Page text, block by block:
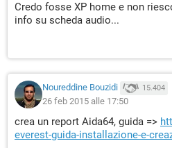
Credo fosse XP home e non
info su scheda audio...
Noureddine Bouzidi 15.404
26 feb 2015 alle 17:50
crea un report Aida64, guida =>
everest-guida-installazione-e-